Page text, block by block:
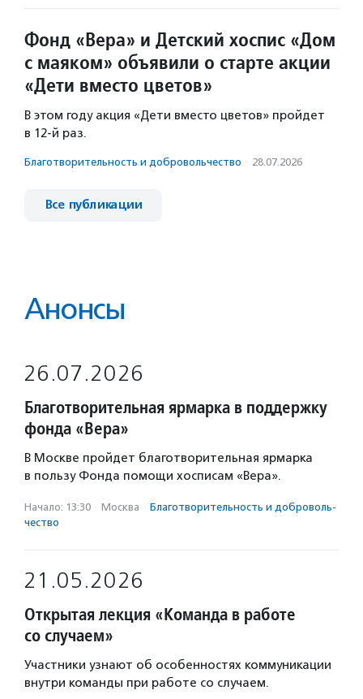
Фонд «Вера» и Детский хоспис «Дом
с маяком» объявили о старте акции
«Дети вместо цветов»
В этом году акция «Дети вместо цветов» пройдет
в 12-й раз.
Благотвори­тель­ность и доброволь­чест­во · 28.07.2026
Все публикации
Анонсы
26.07.2026
Благотворительная ярмарка в поддержку
фонда «Вера»
В Москве пройдет благотворительная ярмарка
в пользу Фонда помощи хосписам «Вера».
Начало: 13:30 · Москва · Благотвори­тель­ность и доброволь­
чест­во
21.05.2026
Открытая лекция «Команда в работе
со случаем»
Участники узнают об особенностях коммуникации
внутри команды при работе со случаем.